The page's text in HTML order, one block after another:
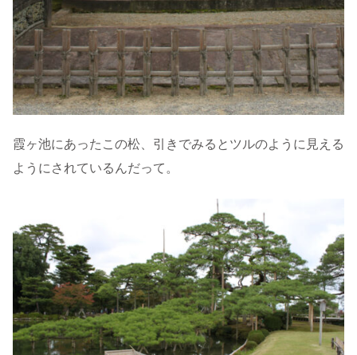
霞ヶ池にあったこの松、引きでみるとツルのように見える
ようにされているんだって。